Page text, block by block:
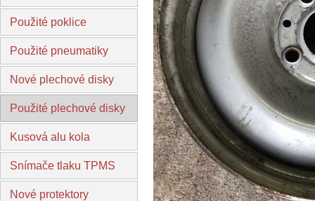
Použité poklice
Použité pneumatiky
Nové plechové disky
Použité plechové disky
Kusová alu kola
Snímače tlaku TPMS
Nové protektory